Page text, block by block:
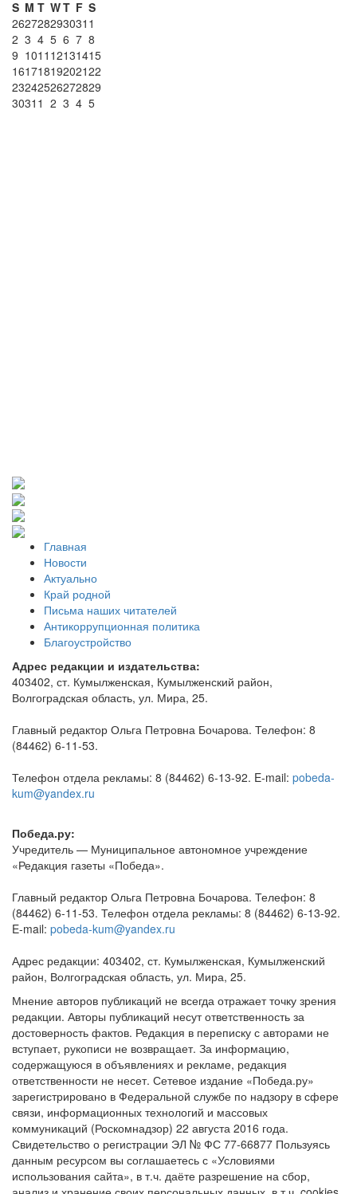
S M T WT F S
262728293031 1
2 3 4 5 6 7 8
9 1011 12131415
16171819202122
23242526272829
3031 1 2 3 4 5
Главная
Новости
Актуально
Край родной
Письма наших читателей
Антикоррупционная политика
Благоустройство
Адрес редакции и издательства:
403402, ст. Кумылженская, Кумылженский район,
Волгоградская область, ул. Мира, 25.
Главный редактор Ольга Петровна Бочарова. Телефон: 8
(84462) 6-11-53.
Телефон отдела рекламы: 8 (84462) 6-13-92. E-mail: pobeda-
kum@yandex.ru
Победа.ру:
Учредитель — Муниципальное автономное учреждение
«Редакция газеты «Победа».
Главный редактор Ольга Петровна Бочарова. Телефон: 8
(84462) 6-11-53. Телефон отдела рекламы: 8 (84462) 6-13-92.
E-mail: pobeda-kum@yandex.ru
Адрес редакции: 403402, ст. Кумылженская, Кумылженский
район, Волгоградская область, ул. Мира, 25.
Мнение авторов публикаций не всегда отражает точку зрения
редакции. Авторы публикаций несут ответственность за
достоверность фактов. Редакция в переписку с авторами не
вступает, рукописи не возвращает. За информацию,
содержащуюся в объявлениях и рекламе, редакция
ответственности не несет. Сетевое издание «Победа.ру»
зарегистрировано в Федеральной службе по надзору в сфере
связи, информационных технологий и массовых
коммуникаций (Роскомнадзор) 22 августа 2016 года.
Свидетельство о регистрации ЭЛ № ФС 77-66877 Пользуясь
данным ресурсом вы соглашаетесь с «Условиями
использования сайта», в т.ч. даёте разрешение на сбор,